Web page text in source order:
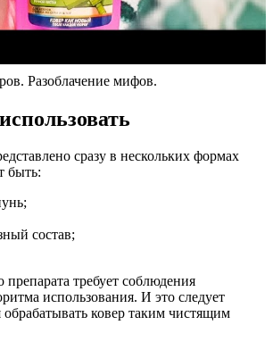
Разоблачение мифов.
сразу в нескольких формах
быть:
состав;
требует соблюдения
использования. И это следует
обрабатывать ковер таким чистящим